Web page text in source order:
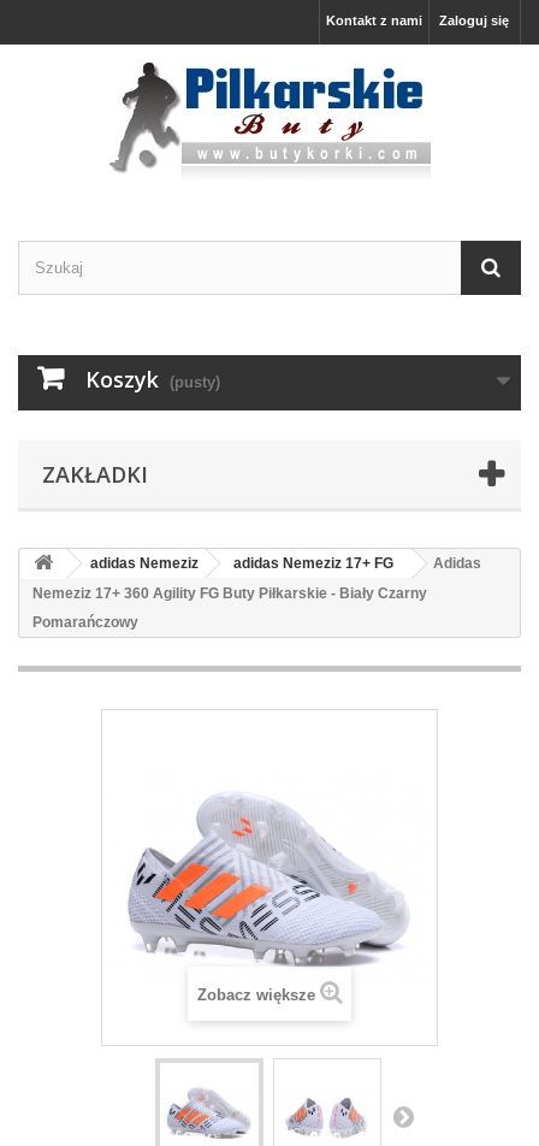
Zaloguj się
Kontakt z nami
Koszyk (pusty)
ZAKŁADKI
adidas Nemeziz adidas Nemeziz 17+ FG
Adidas
Nemeziz 17+ 360 Agility FG Buty Piłkarskie - Biały Czarny
Pomarańczowy
Zobacz większe